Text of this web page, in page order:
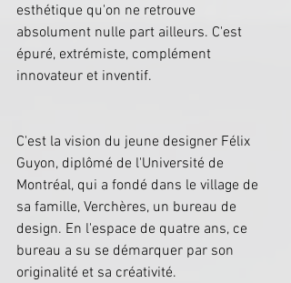
esthétique qu'on ne retrouve
absolument nulle part ailleurs. C'est
épuré, extrémiste, complément
innovateur et inventif.
C'est la vision du jeune designer Félix
Guyon, diplômé de l'Université de
Montréal, qui a fondé dans le village de
sa famille, Verchères, un bureau de
design. En l'espace de quatre ans, ce
bureau a su se démarquer par son
originalité et sa créativité.